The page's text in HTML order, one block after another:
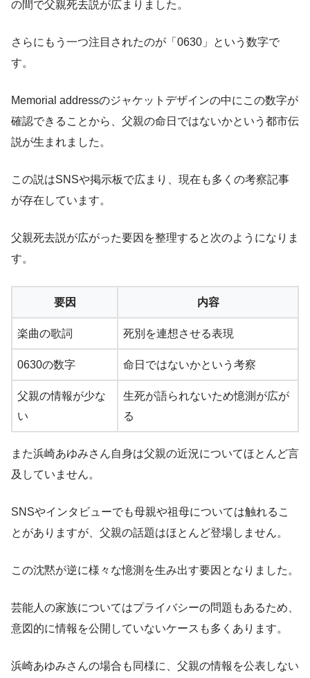
の間で父親死去説が広まりました。
さらにもう一つ注目されたのが「0630」という数字で
す。
Memorial addressのジャケットデザインの中にこの数字が
確認できることから、父親の命日ではないかという都市伝
説が生まれました。
この説はSNSや掲示板で広まり、現在も多くの考察記事
が存在しています。
父親死去説が広がった要因を整理すると次のようになりま
す。
要因 内容
楽曲の歌詞 死別を連想させる表現
0630の数字 命日ではないかという考察
父親の情報が少な
い
生死が語られないため憶測が広が
る
また浜崎あゆみさん自身は父親の近況についてほとんど言
及していません。
SNSやインタビューでも母親や祖母については触れるこ
とがありますが、父親の話題はほとんど登場しません。
この沈黙が逆に様々な憶測を生み出す要因となりました。
芸能人の家族についてはプライバシーの問題もあるため、
意図的に情報を公開していないケースも多くあります。
浜崎あゆみさんの場合も同様に、父親の情報を公表しない